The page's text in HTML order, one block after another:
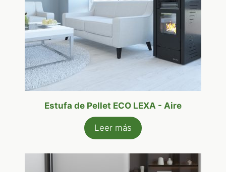
Estufa de Pellet ECO LEXA - Aire
Leer más